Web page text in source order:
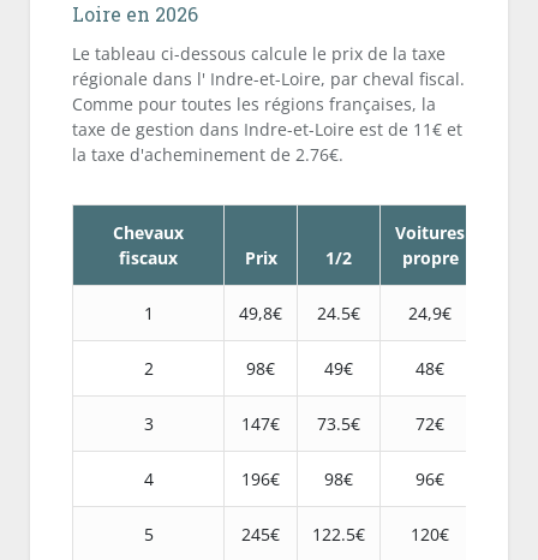
Loire en 2026
Le tableau ci-dessous calcule le prix de la taxe
régionale dans l' Indre-et-Loire, par cheval fiscal.
Comme pour toutes les régions françaises, la
taxe de gestion dans Indre-et-Loire est de 11€ et
la taxe d'acheminement de 2.76€.
Chevaux
fiscaux
Prix 1/2
Voitures
propre
1 49,8€ 24.5€ 24,9€
2 98€ 49€ 48€
3 147€ 73.5€ 72€
4 196€ 98€ 96€
5 245€ 122.5€ 120€